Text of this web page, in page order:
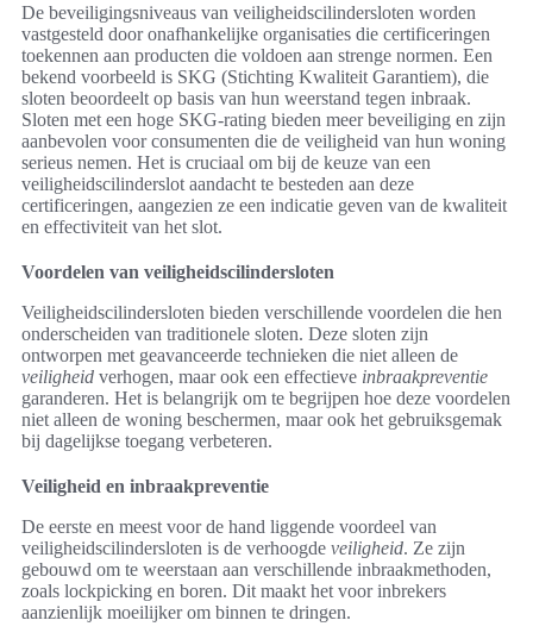
De beveiligingsniveaus van veiligheidscilindersloten worden
vastgesteld door onafhankelijke organisaties die certificeringen
toekennen aan producten die voldoen aan strenge normen. Een
bekend voorbeeld is SKG (Stichting Kwaliteit Garantiem), die
sloten beoordeelt op basis van hun weerstand tegen inbraak.
Sloten met een hoge SKG-rating bieden meer beveiliging en zijn
aanbevolen voor consumenten die de veiligheid van hun woning
serieus nemen. Het is cruciaal om bij de keuze van een
veiligheidscilinderslot aandacht te besteden aan deze
certificeringen, aangezien ze een indicatie geven van de kwaliteit
en effectiviteit van het slot.
Voordelen van veiligheidscilindersloten
Veiligheidscilindersloten bieden verschillende voordelen die hen
onderscheiden van traditionele sloten. Deze sloten zijn
ontworpen met geavanceerde technieken die niet alleen de
veiligheid verhogen, maar ook een effectieve inbraakpreventie
garanderen. Het is belangrijk om te begrijpen hoe deze voordelen
niet alleen de woning beschermen, maar ook het gebruiksgemak
bij dagelijkse toegang verbeteren.
Veiligheid en inbraakpreventie
De eerste en meest voor de hand liggende voordeel van
veiligheidscilindersloten is de verhoogde veiligheid. Ze zijn
gebouwd om te weerstaan aan verschillende inbraakmethoden,
zoals lockpicking en boren. Dit maakt het voor inbrekers
aanzienlijk moeilijker om binnen te dringen.